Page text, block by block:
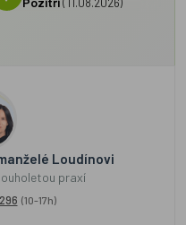
Loudínovi
praxí
(10-17h)